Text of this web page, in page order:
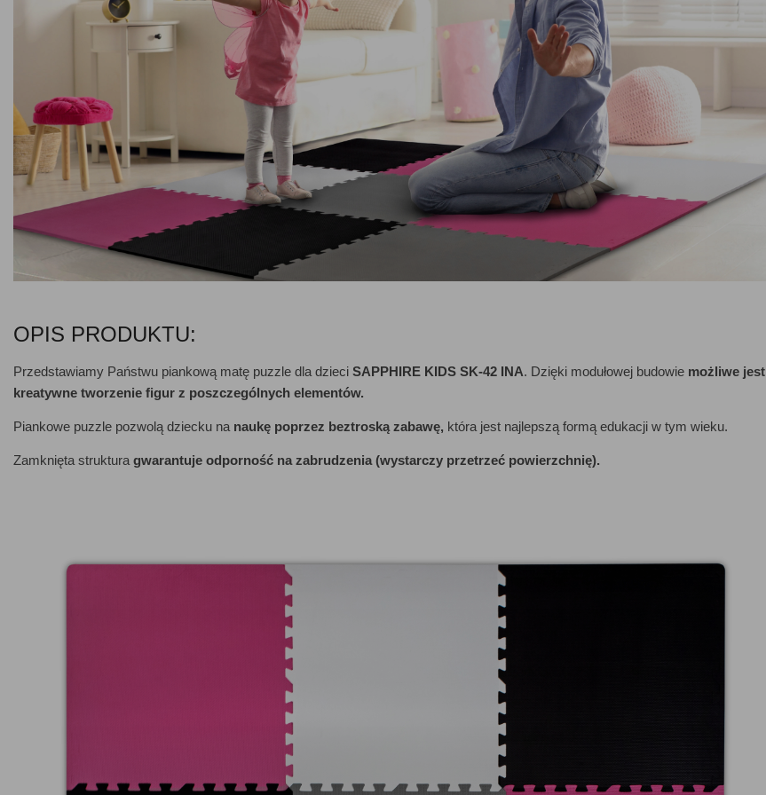
OPIS PRODUKTU:
Przedstawiamy Państwu piankową matę puzzle dla dzieci SAPPHIRE KIDS SK-42 INA. Dzięki modułowej budowie możliwe jest
kreatywne tworzenie figur z poszczególnych elementów.
Piankowe puzzle pozwolą dziecku na naukę poprzez beztroską zabawę, która jest najlepszą formą edukacji w tym wieku.
Zamknięta struktura gwarantuje odporność na zabrudzenia (wystarczy przetrzeć powierzchnię).